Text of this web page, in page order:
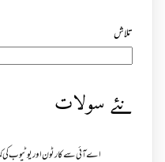
تلاش
نئے سولات
اے آئی سے کارٹون اور یوٹیوب کی